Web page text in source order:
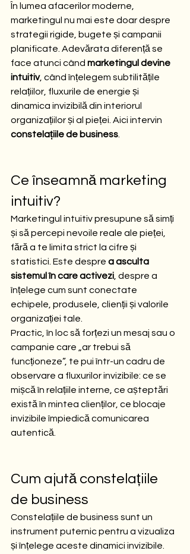
În lumea afacerilor moderne,
marketingul nu mai este doar despre
strategii rigide, bugete și campanii
planificate. Adevărata diferență se
face atunci când marketingul devine
intuitiv, când înțelegem subtilitățile
relațiilor, fluxurile de energie și
dinamica invizibilă din interiorul
organizațiilor și al pieței. Aici intervin
constelațiile de business
Ce înseamnă marketing
intuitiv?
Marketingul intuitiv presupune să simți
și să percepi nevoile reale ale pieței,
fără a te limita strict la cifre și
statistici. Este despre a asculta
sistemul în care activezi , despre a
înțelege cum sunt conectate
echipele, produsele, clienții și valorile
organizației tale.
Practic, în loc să forțezi un mesaj sau o
campanie care „ar trebui să
funcționeze”, te pui într-un cadru de
observare a fluxurilor invizibile: ce se
mișcă în relațiile interne, ce așteptări
există în mintea clienților, ce blocaje
invizibile împiedică comunicarea
autentică.
Cum ajută constelațiile
de business
Constelațiile de business sunt un
instrument puternic pentru a vizualiza
și înțelege aceste dinamici invizibile.